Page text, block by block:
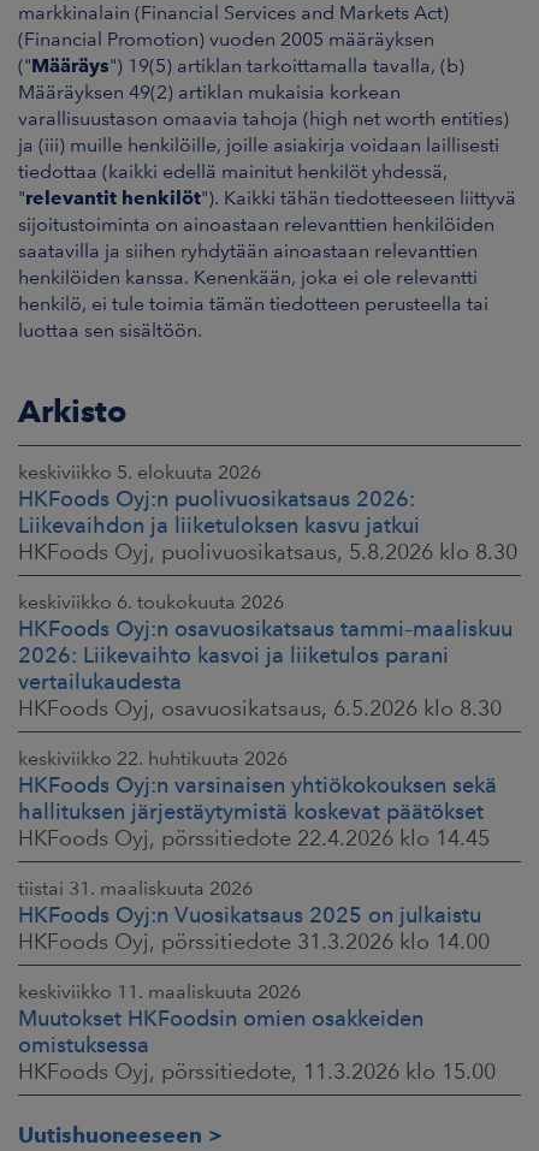
markkinalain (Financial Services and Markets Act)
(Financial Promotion) vuoden 2005 määräyksen
("Määräys") 19(5) artiklan tarkoittamalla tavalla, (b)
Määräyksen 49(2) artiklan mukaisia korkean
varallisuustason omaavia tahoja (high net worth entities)
ja (iii) muille henkilöille, joille asiakirja voidaan laillisesti
tiedottaa (kaikki edellä mainitut henkilöt yhdessä,
"relevantit henkilöt"). Kaikki tähän tiedotteeseen liittyvä
sijoitustoiminta on ainoastaan relevanttien henkilöiden
saatavilla ja siihen ryhdytään ainoastaan relevanttien
henkilöiden kanssa. Kenenkään, joka ei ole relevantti
henkilö, ei tule toimia tämän tiedotteen perusteella tai
luottaa sen sisältöön.
Arkisto
keskiviikko 5. elokuuta 2026
HKFoods Oyj:n puolivuosikatsaus 2026:
Liikevaihdon ja liiketuloksen kasvu jatkui
HKFoods Oyj, puolivuosikatsaus, 5.8.2026 klo 8.30
keskiviikko 6. toukokuuta 2026
HKFoods Oyj:n osavuosikatsaus tammi–maaliskuu
2026: Liikevaihto kasvoi ja liiketulos parani
vertailukaudesta
HKFoods Oyj, osavuosikatsaus, 6.5.2026 klo 8.30
keskiviikko 22. huhtikuuta 2026
HKFoods Oyj:n varsinaisen yhtiökokouksen sekä
hallituksen järjestäytymistä koskevat päätökset
HKFoods Oyj, pörssitiedote 22.4.2026 klo 14.45
tiistai 31. maaliskuuta 2026
HKFoods Oyj:n Vuosikatsaus 2025 on julkaistu
HKFoods Oyj, pörssitiedote 31.3.2026 klo 14.00
keskiviikko 11. maaliskuuta 2026
Muutokset HKFoodsin omien osakkeiden
omistuksessa
HKFoods Oyj, pörssitiedote, 11.3.2026 klo 15.00
Uutishuoneeseen